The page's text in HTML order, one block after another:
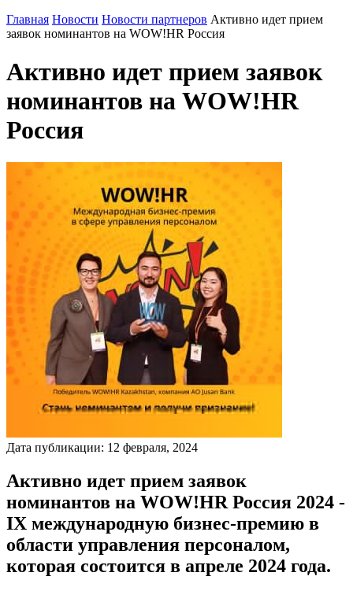
Главная Новости Новости партнеров Активно идет прием
заявок номинантов на WOW!HR Россия
Активно идет прием заявок
номинантов на WOW!HR
Россия
Дата публикации: 12 февраля, 2024
Активно идет прием заявок
номинантов на WOW!HR Россия 2024 -
IX международную бизнес-премию в
области управления персоналом,
которая состоится в апреле 2024 года.